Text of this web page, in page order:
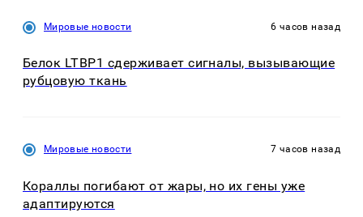
Мировые новости 6 часов назад
Белок LTBP1 сдерживает сигналы, вызывающие
рубцовую ткань
Мировые новости 7 часов назад
Кораллы погибают от жары, но их гены уже
адаптируются